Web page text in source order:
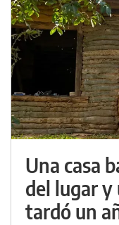
Una casa
del lugar y
tardó un